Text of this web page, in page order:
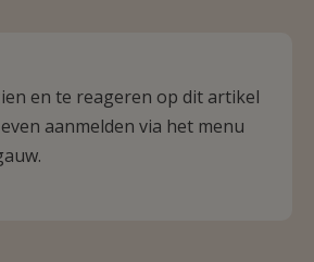
en te reageren op dit artikel
aanmelden via het menu